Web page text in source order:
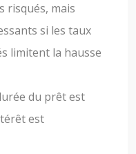
risqués, mais
si les taux
limitent la hausse
du prêt est
est